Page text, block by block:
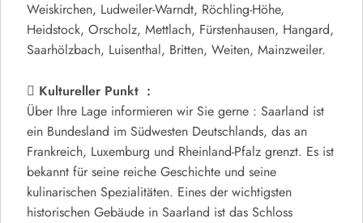
Weiskirchen, Ludweiler-Warndt, Röchling-Höhe,
Heidstock, Orscholz, Mettlach, Fürstenhausen, Hangard,
Saarhölzbach, Luisenthal, Britten, Weiten, Mainzweiler.
Kultureller Punkt :
Über Ihre Lage informieren wir Sie gerne : Saarland ist
ein Bundesland im Südwesten Deutschlands, das an
Frankreich, Luxemburg und Rheinland-Pfalz grenzt. Es ist
bekannt für seine reiche Geschichte und seine
kulinarischen Spezialitäten. Eines der wichtigsten
historischen Gebäude in Saarland ist das Schloss